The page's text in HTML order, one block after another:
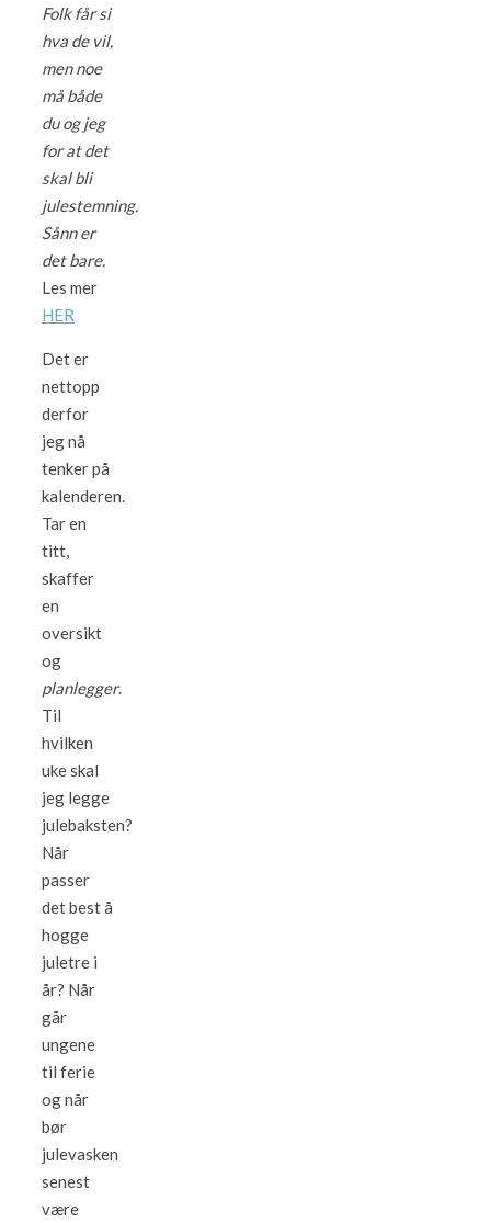
Folk får si
hva de vil,
men noe
må både
du og jeg
for at det
skal bli
julestemning.
Sånn er
det bare.
Les mer
HER
Det er
nettopp
derfor
jeg nå
tenker på
kalenderen.
Tar en
titt,
skaffer
en
oversikt
og
planlegger.
Til
hvilken
uke skal
jeg legge
julebaksten?
Når
passer
det best å
hogge
juletre i
år? Når
går
ungene
til ferie
og når
bør
julevasken
senest
være